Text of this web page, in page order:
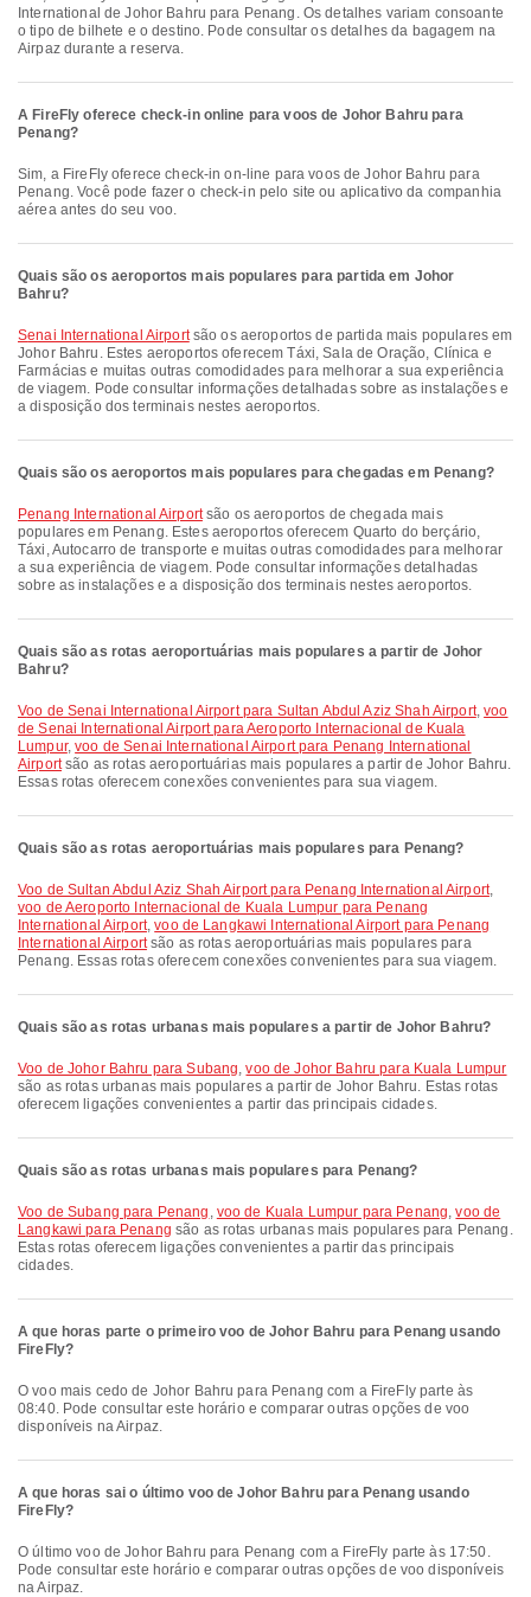
International de Johor Bahru para Penang. Os detalhes variam consoante
o tipo de bilhete e o destino. Pode consultar os detalhes da bagagem na
Airpaz durante a reserva.
A FireFly oferece check-in online para voos de Johor Bahru para
Penang?
Sim, a FireFly oferece check-in on-line para voos de Johor Bahru para
Penang. Você pode fazer o check-in pelo site ou aplicativo da companhia
aérea antes do seu voo.
Quais são os aeroportos mais populares para partida em Johor
Bahru?
Senai International Airportsão os aeroportos de partida mais populares em
Johor Bahru. Estes aeroportos oferecem Táxi, Sala de Oração, Clínica e
Farmácias e muitas outras comodidades para melhorar a sua experiência
de viagem. Pode consultar informações detalhadas sobre as instalações e
a disposição dos terminais nestes aeroportos.
Quais são os aeroportos mais populares para chegadas em Penang?
Penang International Airportsão os aeroportos de chegada mais
populares em Penang. Estes aeroportos oferecem Quarto do berçário,
Táxi, Autocarro de transporte e muitas outras comodidades para melhorar
a sua experiência de viagem. Pode consultar informações detalhadas
sobre as instalações e a disposição dos terminais nestes aeroportos.
Quais são as rotas aeroportuárias mais populares a partir de Johor
Bahru?
voo de Senai International Airport para Sultan Abdul Aziz Shah Airport,voo
de Senai International Airport para Aeroporto Internacional de Kuala
Lumpur,voo de Senai International Airport para Penang International
Airportsão as rotas aeroportuárias mais populares a partir de Johor Bahru.
Essas rotas oferecem conexões convenientes para sua viagem.
Quais são as rotas aeroportuárias mais populares para Penang?
voo de Sultan Abdul Aziz Shah Airport para Penang International Airport,
voo de Aeroporto Internacional de Kuala Lumpur para Penang
International Airport,voo de Langkawi International Airport para Penang
International Airportsão as rotas aeroportuárias mais populares para
Penang. Essas rotas oferecem conexões convenientes para sua viagem.
Quais são as rotas urbanas mais populares a partir de Johor Bahru?
voo de Johor Bahru para Subang,voo de Johor Bahru para Kuala Lumpur
são as rotas urbanas mais populares a partir de Johor Bahru. Estas rotas
oferecem ligações convenientes a partir das principais cidades.
Quais são as rotas urbanas mais populares para Penang?
voo de Subang para Penang , voo de Kuala Lumpur para Penang,voo de
Langkawi para Penang são as rotas urbanas mais populares para Penang.
Estas rotas oferecem ligações convenientes a partir das principais
cidades.
A que horas parte o primeiro voo de Johor Bahru para Penang usando
FireFly?
O voo mais cedo de Johor Bahru para Penang com a FireFly parte às
08:40. Pode consultar este horário e comparar outras opções de voo
disponíveis na Airpaz.
A que horas sai o último voo de Johor Bahru para Penang usando
FireFly?
O último voo de Johor Bahru para Penang com a FireFly parte às 17:50.
Pode consultar este horário e comparar outras opções de voo disponíveis
na Airpaz.